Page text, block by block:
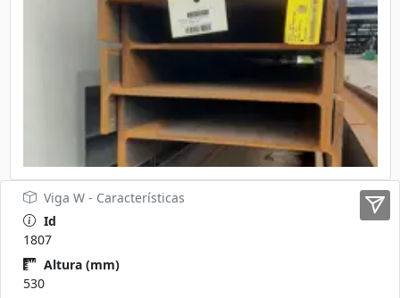
Viga W - Características
Id
1807
Altura (mm)
530